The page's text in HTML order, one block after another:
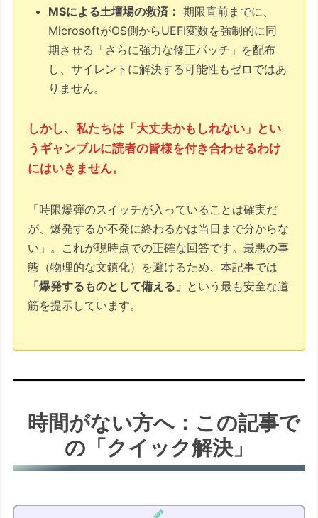
トのハンドシェイク
4. 「システムの復元」による巻き戻し：
最後の正攻法
5. 最終手段：Updateコンポーネントの完
全リセット
おまけ：技術的深掘りと「最後の警告」
セキュアブートDBの整合性が取れていな
い場合に推定される事態
拒絶（No Boot）
2. BitLockerによる「構成変化」の誤
検知
3. 「成功」と「失敗」が混在する不
健全なログ
どうやっても失敗する場合・・・システム
めに
Q1. PowerShellで「True」と出たの
に、署名期限が2026年6月のままでし
た。なぜですか？
を入れた瞬間に壊れるのですか？
MSによる土壇場の救済： 期限直前までに、
MicrosoftがOS側からUEFI変数を強制的に同
期させる「さらに強力な修正パッチ」を配布
し、サイレントに解決する可能性もゼロではあ
りません。
しかし、私たちは「大丈夫かもしれない」とい
うギャンブルに読者の皆様を付き合わせるわけ
にはいきません。
「時限爆弾のスイッチが入っていることは確実だ
が、爆発するか不発に終わるかは当日まで分からな
い」。これが現時点での正確な回答です。最悪の事
態（物理的な文鎮化）を避けるため、本記事では
「爆発するものとして備える」 という最も安全な道
筋を提示しています。
時間がない方へ：この記事で
の「クイック解決」